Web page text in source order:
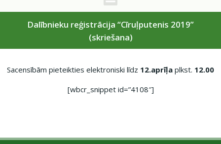
Dalībnieku reģistrācija “Cīruļputenis 2019”
(skriešana)
Sacensībām pieteikties elektroniski līdz 12.aprīļa plkst. 12.00
[wbcr_snippet id=”4108″]